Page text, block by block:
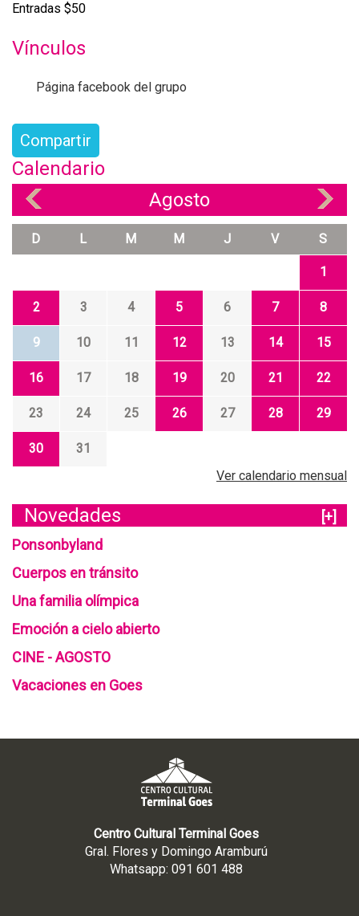
Entradas $50
Vínculos
Página facebook del grupo
Compartir
Calendario
Agosto
D L M M J V S
1
2 3 4 5 6 7 8
9 10 11 12 13 14 15
16 17 18 19 20 21 22
23 24 25 26 27 28 29
30
31
Ver calendario mensual
Novedades
[+]
Ponsonbyland
Cuerpos en tránsito
Una familia olímpica
Emoción a cielo abierto
CINE - AGOSTO
Vacaciones en Goes
Centro Cultural Terminal Goes
Gral. Flores y Domingo Aramburú
Whatsapp: 091 601 488